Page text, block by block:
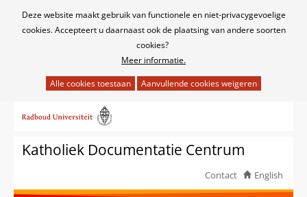
Cookies
Deze website maakt gebruik van functionele en niet-privacygevoelige
cookies. Accepteert u daarnaast ook de plaatsing van andere soorten
cookies?
Meer informatie.
het
van
cookies
deze
naar
inhoudKatholiek Documentatie Centrum
Contact English